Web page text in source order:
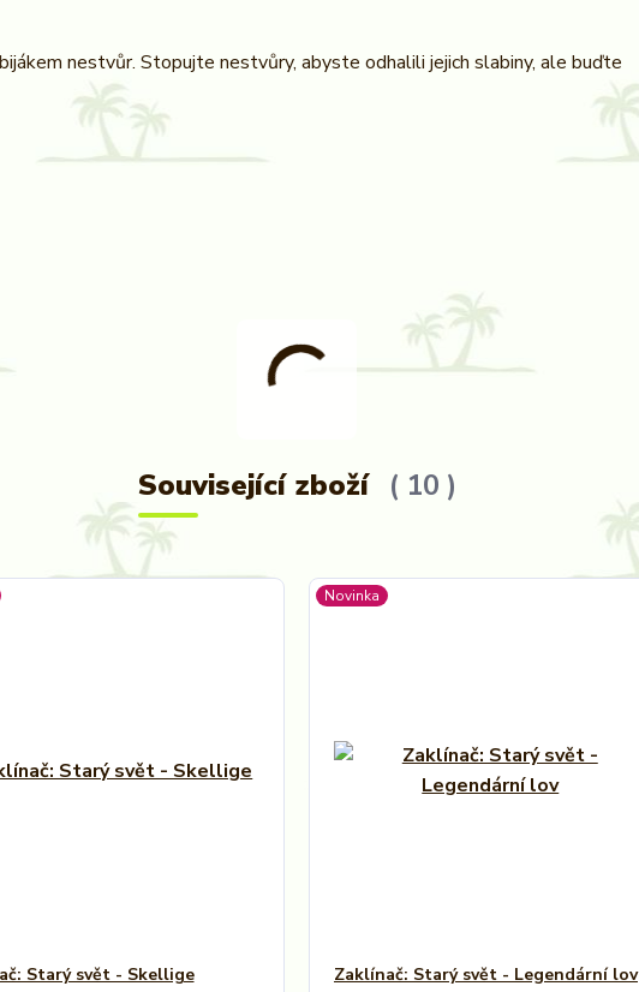
nestvůr. Stopujte nestvůry, abyste odhalili jejich slabiny, ale buďte
Související zboží 10
Starý svět - Skellige
Novinka
Zaklínač: Starý svět - Legendární lov